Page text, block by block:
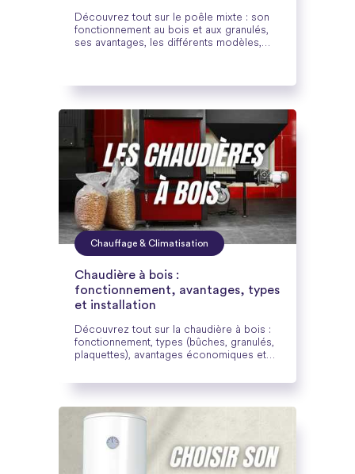
Découvrez tout sur le poêle mixte : son
fonctionnement au bois et aux granulés,
ses avantages, les différents modèles,
Chauffage & Climatisation
Chaudière à bois :
fonctionnement, avantages, types
et installation
Découvrez tout sur la chaudière à bois :
fonctionnement, types (bûches, granulés,
plaquettes), avantages économiques et